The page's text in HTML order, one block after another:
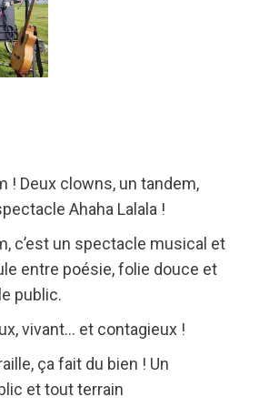
! Deux clowns, un tandem,
Ahaha Lalala !
c’est un spectacle musical et
entre poésie, folie douce et
public.
vivant… et contagieux !
ça fait du bien ! Un
et tout terrain